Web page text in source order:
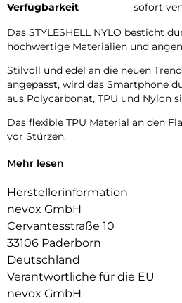
Verfügbarkeit
sofort
Das STYLESHELL NYLO besticht
hochwertige Materialien und
Stilvoll und edel an die neuen
angepasst, wird das Smartphone
aus Polycarbonat, TPU und Nylon
Das flexible TPU Material an den
vor Stürzen.
Das Display ist durch die seitlichen
geschützt.
Die Anschlüsse, Knöpfe und
Hochwertiges
Zusammensetzung der Materialien.
Mehr lesen
Herstellerinformation
nevox GmbH
Cervantesstraße 10
33106 Paderborn
Deutschland
Verantwortliche für die EU
nevox GmbH